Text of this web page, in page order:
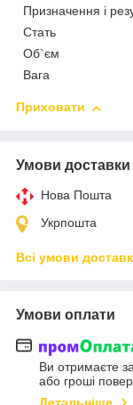
Призначення і
Стать
Об`єм
Вага
Приховати
Умови доставки
Нова Пошта
Укрпошта
Всі умови
Умови оплати
Ви отримаєте
або гроші